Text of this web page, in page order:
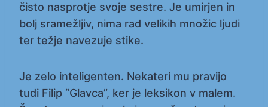
čisto nasprotje svoje sestre. Je umirjen in
bolj sramežljiv, nima rad velikih množic ljudi
ter težje navezuje stike.
Je zelo inteligenten. Nekateri mu pravijo
tudi Filip “Glavca”, ker je leksikon v malem.